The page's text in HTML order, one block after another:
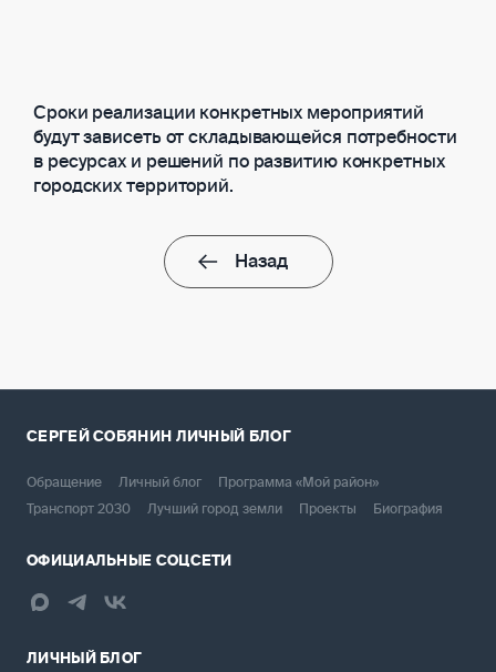
Сроки реализации конкретных мероприятий
будут зависеть от складывающейся потребности
в ресурсах и решений по развитию конкретных
городских территорий.
Назад
СЕРГЕЙ СОБЯНИН ЛИЧНЫЙ БЛОГ
Обращение Личный блог
Программа «Мой район»
Транспорт 2030
Лучший город земли Проекты Биография
ОФИЦИАЛЬНЫЕ СОЦСЕТИ
ЛИЧНЫЙ БЛОГ